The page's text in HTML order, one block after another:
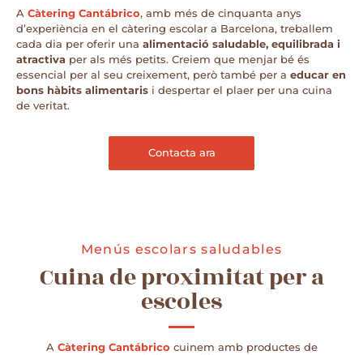
A Càtering Cantábrico, amb més de cinquanta anys
d’experiència en el càtering escolar a Barcelona, treballem
cada dia per oferir una alimentació saludable, equilibrada i
atractiva per als més petits. Creiem que menjar bé és
essencial per al seu creixement, però també per a educar en
bons hàbits alimentaris i despertar el plaer per una cuina
de veritat.
Contacta ara
Menús escolars saludables
Cuina de proximitat per a
escoles
A Càtering Cantábrico cuinem amb productes de